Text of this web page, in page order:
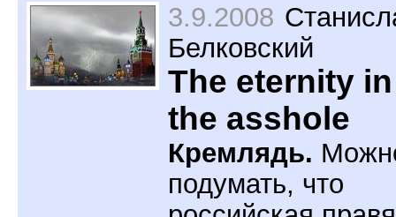
3.9.2008
Белковский
The eternity in
the asshole
Кремлядь.
подумать, что